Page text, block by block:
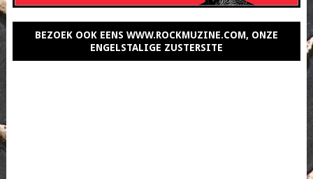
BEZOEK OOK EENS WWW.ROCKMUZINE.COM, ONZE
ENGELSTALIGE ZUSTERSITE